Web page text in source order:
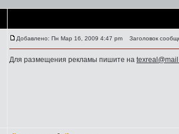
Добавлено: Пн Мар 16, 2009 4:47 pm Заголовок
Для размещения рекламы пишите на